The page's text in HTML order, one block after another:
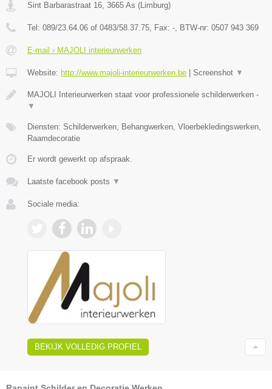
Sint Barbarastraat 16, 3665 As (Limburg)
Tel: 089/23.64.06 of 0483/58.37.75, Fax: -, BTW-nr: 0507 943 369
E-mail › MAJOLI interieurwerken
Website: http://www.majoli-interieurwerken.be Screenshot ▼
MAJOLI Interieurwerken staat voor professionele schilderwerken -
▼
Diensten: Schilderwerken, Behangwerken, Vloerbekledingswerken,
Raamdecoratie
Er wordt gewerkt op afspraak.
Laatste facebook posts ▼
Sociale media:
BEKIJK VOLLEDIG PROFIEL